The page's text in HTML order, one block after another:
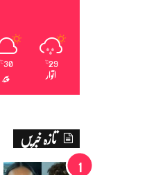
29
℃
اتوار
30
℃
پیر
تازہ خبریں